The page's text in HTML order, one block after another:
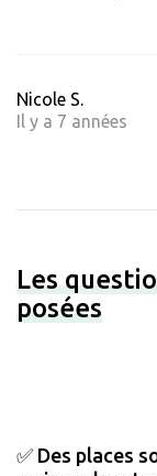
Nicole S.
Il y a 7 années
Les
posées
✅ Des places